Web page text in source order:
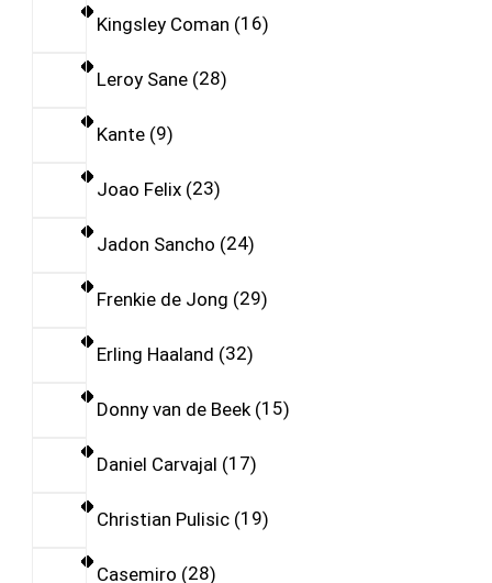
Kingsley Coman 16
Leroy Sane 28
Kante 9
Joao Felix 23
Jadon Sancho 24
Frenkie de Jong 29
Erling Haaland 32
Donny van de Beek 15
Daniel Carvajal 17
Christian Pulisic 19
Casemiro 28